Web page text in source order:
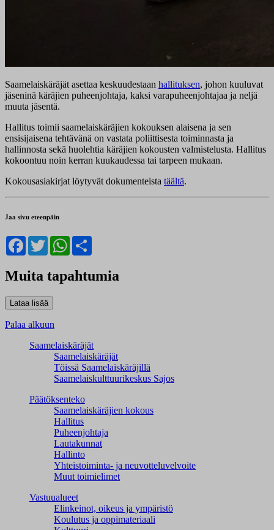
Saamelaiskäräjät asettaa keskuudestaan hallituksen, johon kuuluvat
jäseninä käräjien puheenjohtaja, kaksi varapuheenjohtajaa ja neljä
muuta jäsentä.
Hallitus toimii saamelaiskäräjien kokouksen alaisena ja sen
ensisijaisena tehtävänä on vastata poliittisesta toiminnasta ja
hallinnosta sekä huolehtia käräjien kokousten valmistelusta. Hallitus
kokoontuu noin kerran kuukaudessa tai tarpeen mukaan.
Kokousasiakirjat löytyvät dokumenteista täältä.
Jaa sivu eteenpäin
Facebook
TwitterWhatsApp
Muita tapahtumia
Palaa alkuun
Saamelaiskäräjät
Saamelaiskäräjät
Töissä Saamelaiskäräjillä
Saamelaiskulttuuri­keskus Sajos
Päätöksenteko
Saamelaiskäräjien kokous
Hallitus
Puheenjohtaja
Lautakunnat
Hallinto
Yhteistoiminta- ja neuvotteluvelvoite
Muut toimielimet
Vastuualueet
Elinkeinot, oikeus ja ympäristö
Koulutus ja oppimateriaali